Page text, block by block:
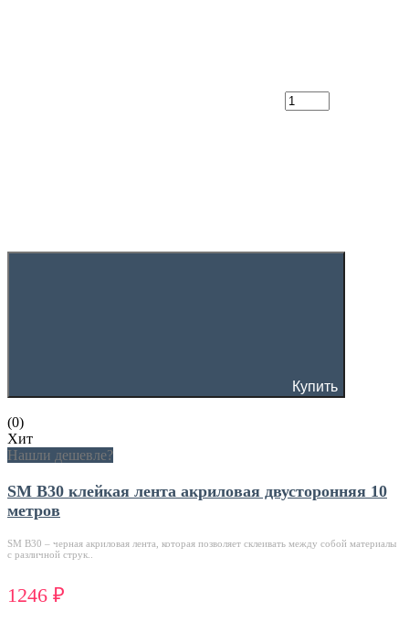
Купить
(0)
Хит
Нашли дешевле?
SM B30 клейкая лента акриловая двусторонняя 10
метров
SM В30 – черная акриловая лента, которая позволяет склеивать между собой материалы
с различной струк..
1246 ₽